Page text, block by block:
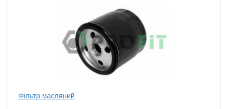
Фільтр масляний